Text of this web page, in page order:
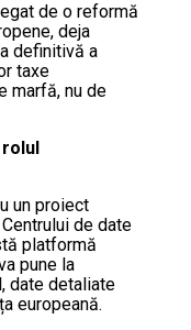
de o reformă
deja
definitivă a
taxe
marfă, nu de
rolul
un proiect
de date
platformă
pune la
date detaliate
europeană.